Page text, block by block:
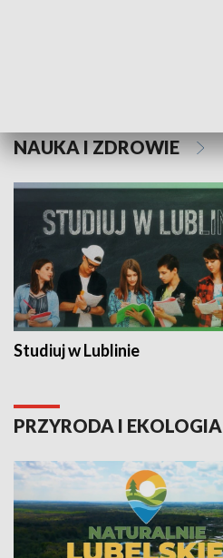
NAUKA I ZDROWIE
Studiuj w Lublinie
PRZYRODA I EKOLOGIA